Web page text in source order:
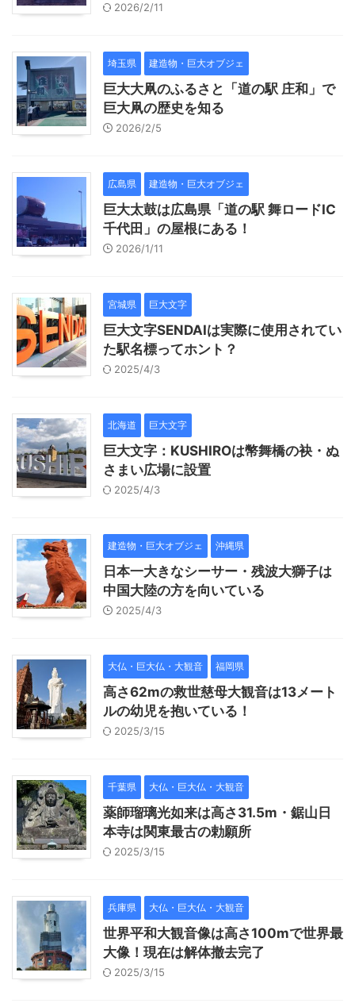
2026/2/11
埼玉県 建造物・巨大オブジェ
巨大大凧のふるさと「道の駅 庄和」で
巨大凧の歴史を知る
2026/2/5
広島県 建造物・巨大オブジェ
巨大太鼓は広島県「道の駅 舞ロードIC
千代田」の屋根にある！
2026/1/11
宮城県 巨大文字
巨大文字SENDAIは実際に使用されてい
た駅名標ってホント？
2025/4/3
北海道 巨大文字
巨大文字：KUSHIROは幣舞橋の袂・ぬ
さまい広場に設置
2025/4/3
建造物・巨大オブジェ 沖縄県
日本一大きなシーサー・残波大獅子は
中国大陸の方を向いている
2025/4/3
大仏・巨大仏・大観音 福岡県
高さ62mの救世慈母大観音は13メート
ルの幼児を抱いている！
2025/3/15
千葉県 大仏・巨大仏・大観音
薬師瑠璃光如来は高さ31.5m・鋸山日
本寺は関東最古の勅願所
2025/3/15
兵庫県 大仏・巨大仏・大観音
世界平和大観音像は高さ100mで世界最
大像！現在は解体撤去完了
2025/3/15